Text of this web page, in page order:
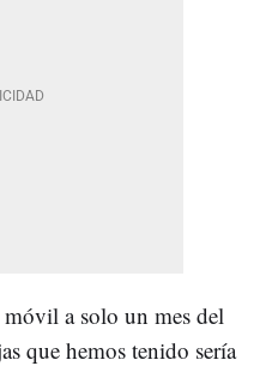
a solo un mes del
que hemos tenido sería